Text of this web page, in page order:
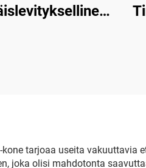
kone tarjoaa useita vakuuttavia
joka olisi mahdotonta